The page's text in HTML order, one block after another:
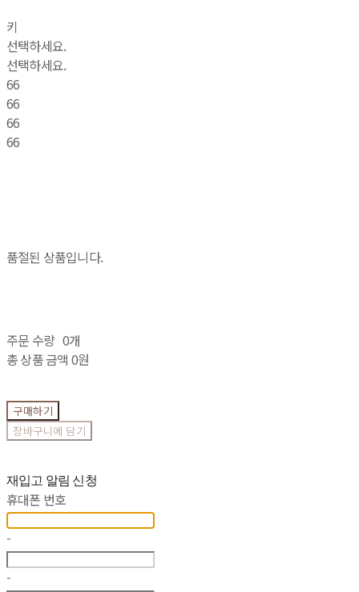
키
선택하세요.
선택하세요.
66
66
66
66
품절된 상품입니다.
주문 수량 0개
총 상품 금액 0원
구매하기
장바구니에 담기
재입고 알림 신청
휴대폰 번호
-
-